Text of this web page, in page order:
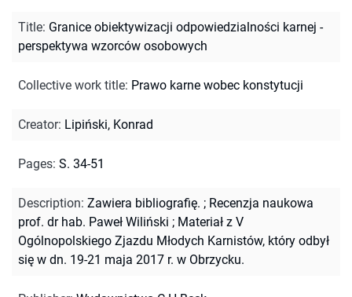
Title: Granice obiektywizacji odpowiedzialności karnej -
perspektywa wzorców osobowych
Collective work title: Prawo karne wobec konstytucji
Creator: Lipiński, Konrad
Pages: S. 34-51
Description: Zawiera bibliografię. ; Recenzja naukowa
prof. dr hab. Paweł Wiliński ; Materiał z V
Ogólnopolskiego Zjazdu Młodych Karnistów, który odbył
się w dn. 19-21 maja 2017 r. w Obrzycku.